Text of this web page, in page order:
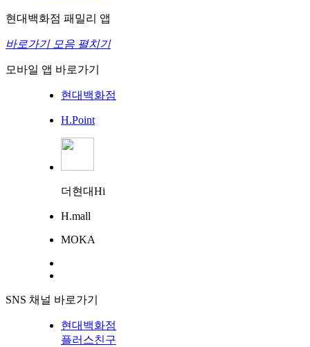
현대백화점 패밀리 앱
바로가기 모음 펼치기
모바일 앱 바로가기
현대백화점
H.Point
더현대Hi
H.mall
MOKA
SNS 채널 바로가기
현대백화점
플러스친구